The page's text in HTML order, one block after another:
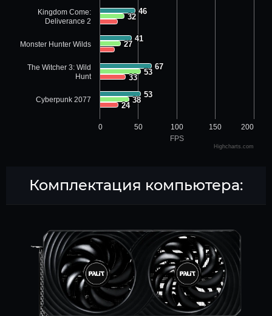
FPS
46
46
41
41
67
67
53
53
32
32
27
27
53
53
38
38
33
33
24
24
0 50 100 150 200
Kingdom Come:
Deliverance 2
Monster Hunter Wilds
The Witcher 3: Wild
Hunt
Cyberpunk 2077
Highcharts.com
Комплектация компьютера: